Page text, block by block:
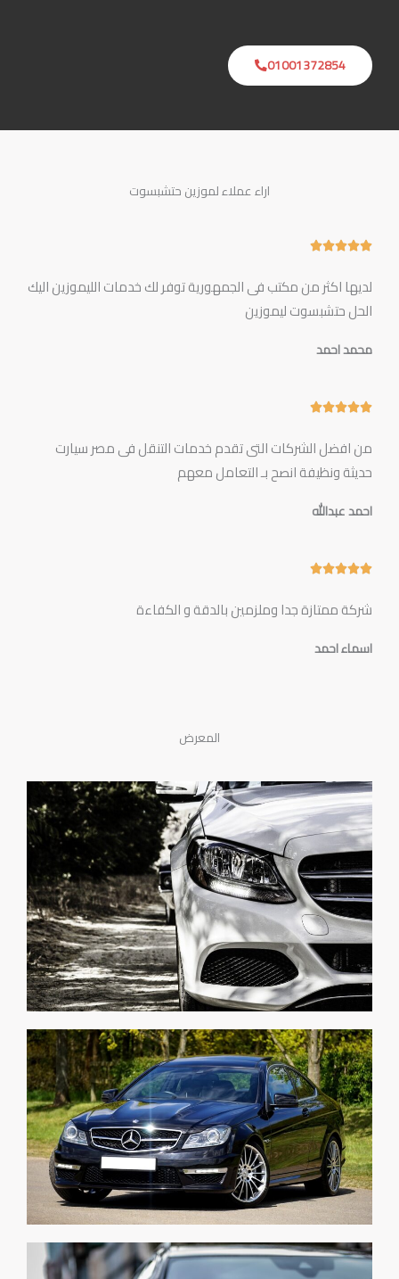
01001372854
اراء عملاء لموزين حتشبسوت





5
5
لديها اكثر من مكتب فى الجمهورية توفر لك خدمات الليموزين اليك
الحل حتشبسوت ليموزين
محمد احمد





5
5
من افضل الشركات التى تقدم خدمات التنقل فى مصر سيارت
حديثة ونظيفة انصح بـ التعامل معهم
احمد عبدالله





5
5
شركة ممتازة جدا وملزمين بالدقة و الكفاءة
اسماء احمد
المعرض